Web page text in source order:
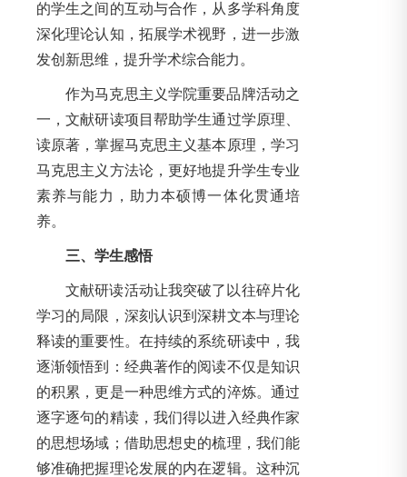
的学生之间的互动与合作，从多学科角度
深化理论认知，拓展学术视野，进一步激
发创新思维，提升学术综合能力。
作为马克思主义学院重要品牌活动之
一，文献研读项目帮助学生通过学原理、
读原著，掌握马克思主义基本原理，学习
马克思主义方法论，更好地提升学生专业
素养与能力，助力本硕博一体化贯通培
养。
三、学生感悟
文献研读活动让我突破了以往碎片化
学习的局限，深刻认识到深耕文本与理论
释读的重要性。在持续的系统研读中，我
逐渐领悟到：经典著作的阅读不仅是知识
的积累，更是一种思维方式的淬炼。通过
逐字逐句的精读，我们得以进入经典作家
的思想场域；借助思想史的梳理，我们能
够准确把握理论发展的内在逻辑。这种沉